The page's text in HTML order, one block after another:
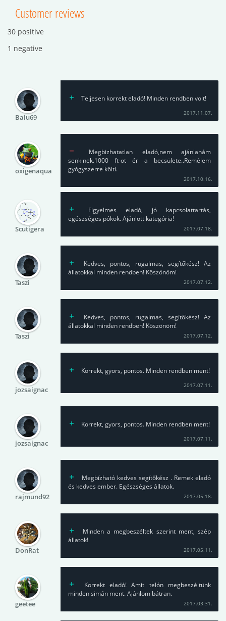
Customer reviews
30 positive
1 negative
Balu69
Teljesen korrekt eladó! Minden rendben volt!
2017.11.07.
oxigenaqua
Megbizhatatlan eladó,nem ajánlanám
senkinek.1000 ft-ot ér a becsülete..Remélem
gyógyszerre költi.
2017.10.16.
Scutigera
Figyelmes eladó, jó kapcsolattartás,
egészséges pókok. Ajánlott kategória!
2017.07.18.
Taszi
Kedves, pontos, rugalmas, segítőkész! Az
állatokkal minden rendben! Köszönöm!
2017.07.12.
Taszi
Kedves, pontos, rugalmas, segítőkész! Az
állatokkal minden rendben! Köszönöm!
2017.07.12.
jozsaignac
Korrekt, gyors, pontos. Minden rendben ment!
2017.07.11.
jozsaignac
Korrekt, gyors, pontos. Minden rendben ment!
2017.07.11.
rajmund92
Megbízható kedves segítőkész . Remek eladó
és kedves ember. Egészséges állatok.
2017.05.18.
DonRat
Minden a megbeszéltek szerint ment, szép
állatok!
2017.05.11.
geetee
Korrekt eladó! Amit telón megbeszéltünk
minden simán ment. Ajánlom bátran.
2017.03.31.